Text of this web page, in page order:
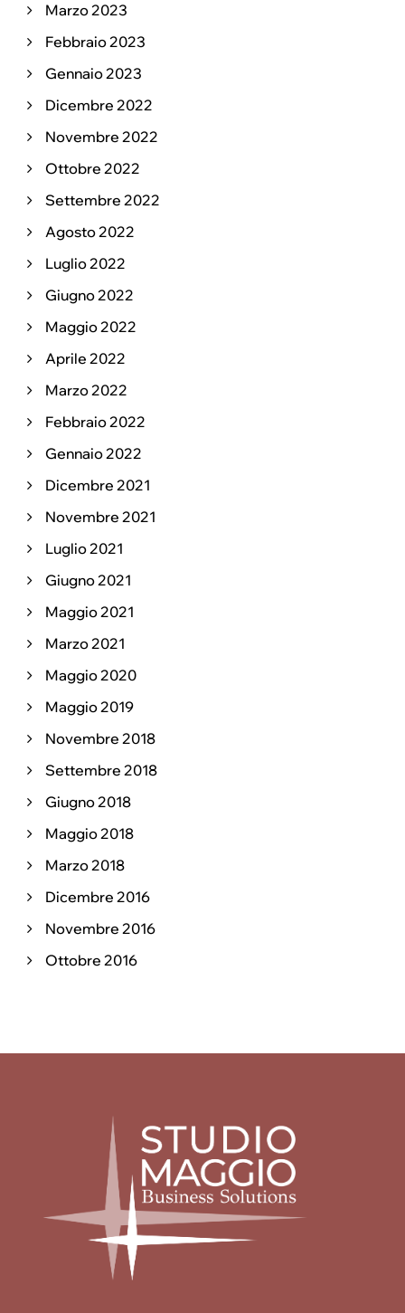
Marzo 2023
Febbraio 2023
Gennaio 2023
Dicembre 2022
Novembre 2022
Ottobre 2022
Settembre 2022
Agosto 2022
Luglio 2022
Giugno 2022
Maggio 2022
Aprile 2022
Marzo 2022
Febbraio 2022
Gennaio 2022
Dicembre 2021
Novembre 2021
Luglio 2021
Giugno 2021
Maggio 2021
Marzo 2021
Maggio 2020
Maggio 2019
Novembre 2018
Settembre 2018
Giugno 2018
Maggio 2018
Marzo 2018
Dicembre 2016
Novembre 2016
Ottobre 2016